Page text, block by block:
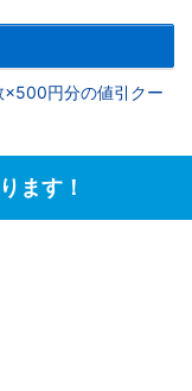
×500円分の値引クー
ます！